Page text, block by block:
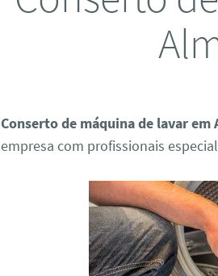
Conserto de máquina de lavar em
empresa com profissionais